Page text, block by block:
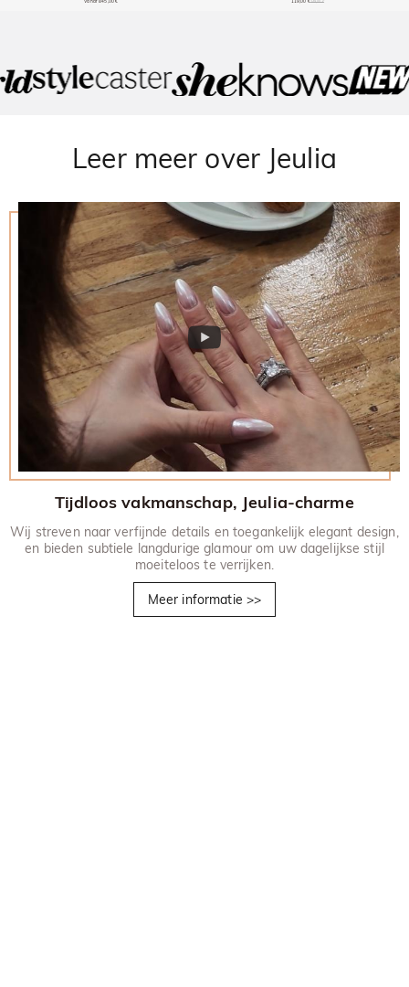
Vanaf 845,00 € 119,00 €149,00 €
Leer meer over Jeulia
Tijdloos vakmanschap, Jeulia-charme
Wij streven naar verfijnde details en toegankelijk elegant design,
en bieden subtiele langdurige glamour om uw dagelijkse stijl
moeiteloos te verrijken.
Meer informatie >>